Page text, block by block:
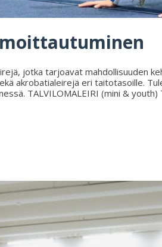
jotka tarjoavat mahdollisuuden
akrobatialeirejä eri taitotasoille.
TALVILOMALEIRI (mini &